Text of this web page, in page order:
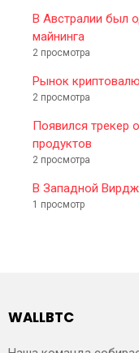
В Австралии был
майнинга
2 просмотра
Рынок
2 просмотра
Появился трекер
продуктов
2 просмотра
В Западной
1 просмотр
WALLBTC